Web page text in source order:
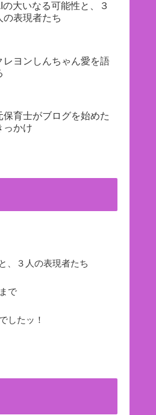
の大いなる可能性と、３
の表現者たち
レヨンしんちゃん愛を語
保育士がブログを始めた
っかけ
、３人の表現者たち
で
したッ！